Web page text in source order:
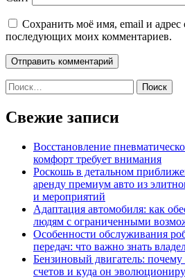
Сохранить моё имя, email и адрес
последующих моих комментариев.
Найти:
Свежие записи
Восстановление
комфорт требует внимания
Роскошь в детальном
аренду премиум авто из
и мероприятий
Адаптация автомобиля: как
людям с ограниченными
Особенности обслуживания
передач: что важно знать
Бензиновый двигатель: почему
счетов и куда он